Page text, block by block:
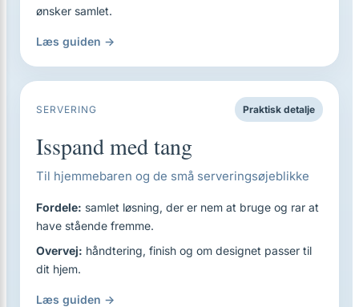
ønsker samlet.
Læs guiden →
SERVERING Praktisk detalje
Isspand med tang
Til hjemmebaren og de små serveringsøjeblikke
Fordele: samlet løsning, der er nem at bruge og rar at
have stående fremme.
Overvej: håndtering, finish og om designet passer til
dit hjem.
Læs guiden →